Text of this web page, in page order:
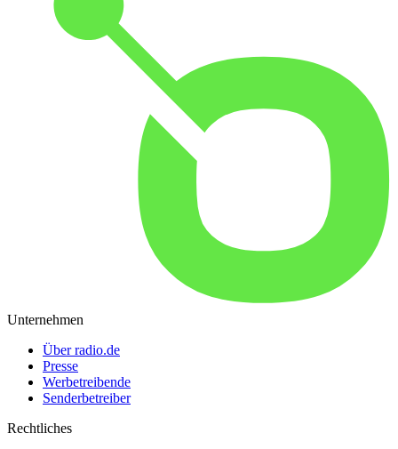
Unternehmen
Über radio.de
Presse
Werbetreibende
Senderbetreiber
Rechtliches